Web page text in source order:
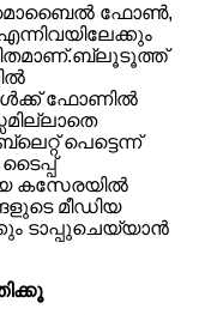
മൊബൈൽ ഫോൺ,
ഫോണിൽ
പെട്ടെന്ന്
ടൈപ്പ്
കസേരയിൽ
മീഡിയ
ടാപ്പുചെയ്യാൻ